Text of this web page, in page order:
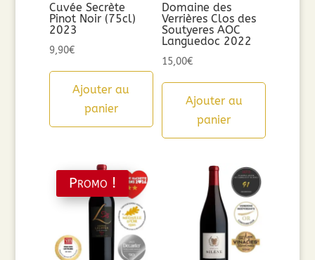
Cuvée Secrète
Pinot Noir (75cl)
2023
9,90€
Ajouter au
panier
Domaine des
Verrières Clos des
Soutyeres AOC
Languedoc 2022
15,00€
Ajouter au
panier
Promo !